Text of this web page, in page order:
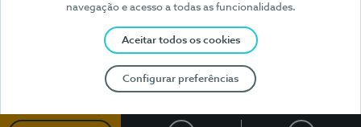
navegação e acesso a todas as funcionalidades.
Aceitar todos os cookies
Configurar preferências